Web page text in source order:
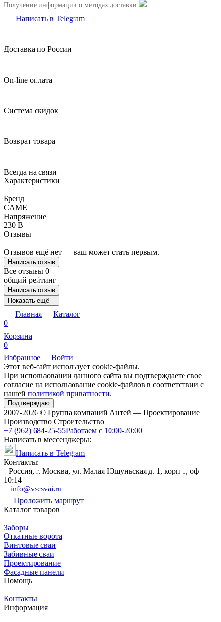
Получение информации о методах доставки
Написать в Telegram
Доставка по России
On-line оплата
Система скидок
Возврат товара
Всегда на связи
Характеристики
Бренд
CAME
Напряжение
230 В
Отзывы
Отзывов ещё нет — ваш может стать первым.
Написать отзыв
Все отзывы 0
общий рейтинг
Написать отзыв
Показать ещё
Главная
Каталог
0
Корзина
0
Избранное
Войти
Этот веб-сайт использует cookie-файлы.
При использовании данного сайта вы подтверждаете свое
согласие на использование cookie-файлов в соответствии с
нашей политикой приватности.
Подтверждаю
2007-2026 © Группа компаний Антей — Проектирование
Производство Строительство
+7 (962) 684-25-55Работаем с 10:00-20:00
Написать в мессенджеры:
Написать в Telegram
Контакты:
Россия, г. Москва, ул. Малая Юшуньская д. 1, корп 1, оф
10:14
info@vsesvai.ru
Проложить маршрут
Каталог товаров
Заборы
Откатные ворота
Винтовые сваи
Забивные сваи
Проектирование
Фасадные панели
Помощь
Контакты
Информация